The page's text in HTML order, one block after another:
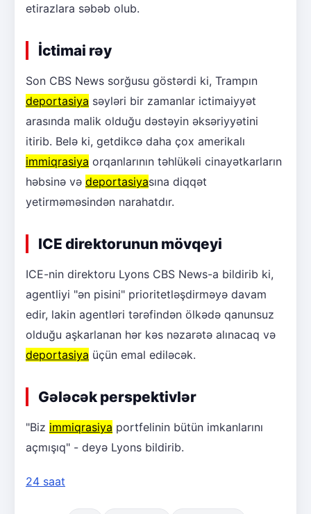
etirazlara səbəb olub.
İctimai rəy
Son CBS News sorğusu göstərdi ki, Trampın
deportasiya səyləri bir zamanlar ictimaiyyət
arasında malik olduğu dəstəyin əksəriyyətini
itirib. Belə ki, getdikcə daha çox amerikalı
immiqrasiya orqanlarının təhlükəli cinayətkarların
həbsinə və deportasiyasına diqqət
yetirməməsindən narahatdır.
ICE direktorunun mövqeyi
ICE-nin direktoru Lyons CBS News-a bildirib ki,
agentliyi "ən pisini" prioritetləşdirməyə davam
edir, lakin agentləri tərəfindən ölkədə qanunsuz
olduğu aşkarlanan hər kəs nəzarətə alınacaq və
deportasiya üçün emal ediləcək.
Gələcək perspektivlər
"Biz immiqrasiya portfelinin bütün imkanlarını
açmışıq" - deyə Lyons bildirib.
24 saat